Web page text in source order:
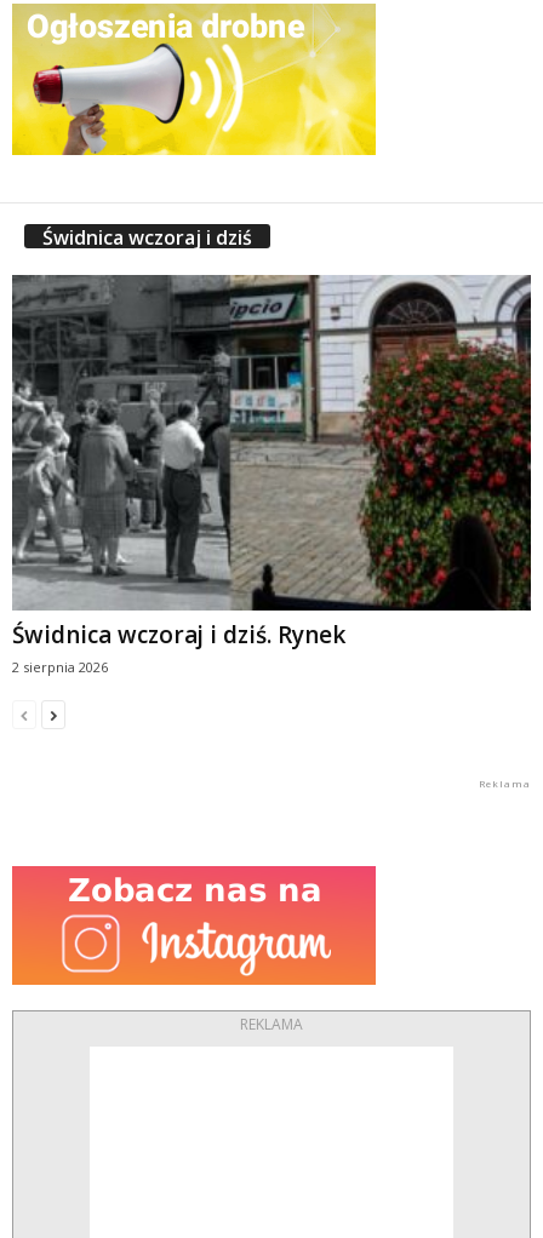
Świdnica wczoraj i dziś
Świdnica wczoraj i dziś. Rynek
2 sierpnia 2026
REKLAMA